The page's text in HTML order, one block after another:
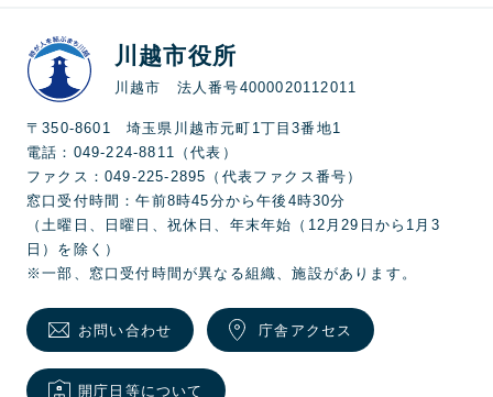
川越市役所
川越市 法人番号4000020112011
〒350-8601 埼玉県川越市元町1丁目3番地1
電話：049-224-8811（代表）
ファクス：049-225-2895（代表ファクス番号）
窓口受付時間：午前8時45分から午後4時30分
（土曜日、日曜日、祝休日、年末年始（12月29日から1月3
日）を除く）
※一部、窓口受付時間が異なる組織、施設があります。
お問い合わせ 庁舎アクセス
開庁日等について